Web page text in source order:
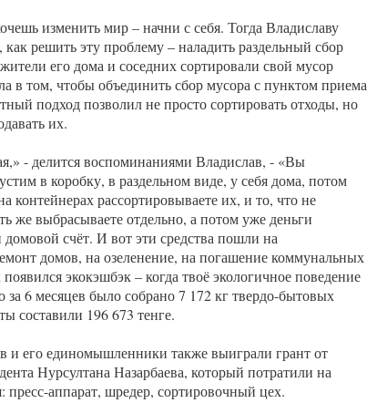
изменить мир – начни с себя. Тогда Владиславу
решить эту проблему – наладить раздельный сбор
его дома и соседних сортировали свой мусор
в том, чтобы объединить сбор мусора с пунктом приема
подход позволил не просто сортировать отходы, но
их.
- делится воспоминаниями Владислав, - «Вы
в коробку, в раздельном виде, у себя дома, потом
контейнерах рассортировываете их, и то, что не
же выбрасываете отдельно, а потом уже деньги
счёт. И вот эти средства пошли на
домов, на озеленение, на погашение коммунальных
экокэшбэк – когда твоё экологичное поведение
за 6 месяцев было собрано 7 172 кг твердо-бытовых
составили 196 673 тенге.
и его единомышленники также выиграли грант от
Нурсултана Назарбаева, который потратили на
пресс-аппарат, шредер, сортировочный цех.